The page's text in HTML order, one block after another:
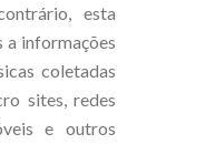
esta
a informações
coletadas
sites, redes
e outros